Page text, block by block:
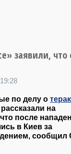
заявили, что
по делу о
рассказали на
после
в Киев за
сообщил